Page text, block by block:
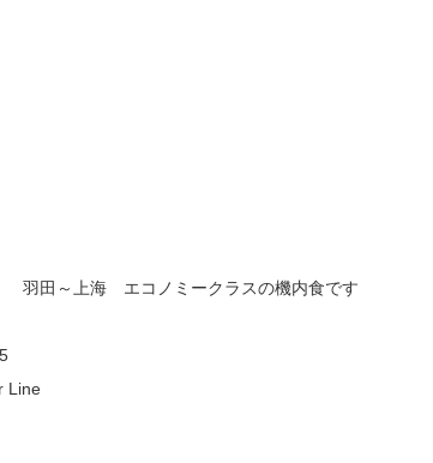
羽田～上海 エコノミークラスの機内食です
Line